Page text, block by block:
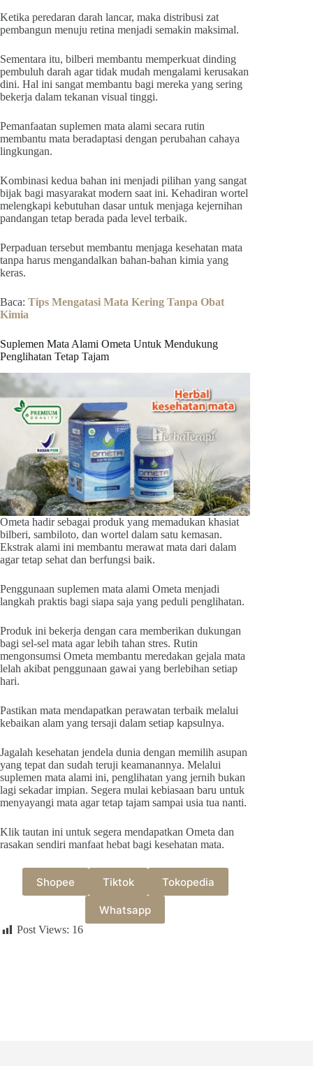
Ketika peredaran darah lancar, maka distribusi zat
pembangun menuju retina menjadi semakin maksimal.
Sementara itu, bilberi membantu memperkuat dinding
pembuluh darah agar tidak mudah mengalami kerusakan
dini. Hal ini sangat membantu bagi mereka yang sering
bekerja dalam tekanan visual tinggi.
Pemanfaatan suplemen mata alami secara rutin
membantu mata beradaptasi dengan perubahan cahaya
lingkungan.
Kombinasi kedua bahan ini menjadi pilihan yang sangat
bijak bagi masyarakat modern saat ini. Kehadiran wortel
melengkapi kebutuhan dasar untuk menjaga kejernihan
pandangan tetap berada pada level terbaik.
Perpaduan tersebut membantu menjaga kesehatan mata
tanpa harus mengandalkan bahan-bahan kimia yang
keras.
Baca: Tips Mengatasi Mata Kering Tanpa Obat
Kimia
Suplemen Mata Alami Ometa Untuk Mendukung
Penglihatan Tetap Tajam
Ometa hadir sebagai produk yang memadukan khasiat
bilberi, sambiloto, dan wortel dalam satu kemasan.
Ekstrak alami ini membantu merawat mata dari dalam
agar tetap sehat dan berfungsi baik.
Penggunaan suplemen mata alami Ometa menjadi
langkah praktis bagi siapa saja yang peduli penglihatan.
Produk ini bekerja dengan cara memberikan dukungan
bagi sel-sel mata agar lebih tahan stres. Rutin
mengonsumsi Ometa membantu meredakan gejala mata
lelah akibat penggunaan gawai yang berlebihan setiap
hari.
Pastikan mata mendapatkan perawatan terbaik melalui
kebaikan alam yang tersaji dalam setiap kapsulnya.
Jagalah kesehatan jendela dunia dengan memilih asupan
yang tepat dan sudah teruji keamanannya. Melalui
suplemen mata alami ini, penglihatan yang jernih bukan
lagi sekadar impian. Segera mulai kebiasaan baru untuk
menyayangi mata agar tetap tajam sampai usia tua nanti.
Klik tautan ini untuk segera mendapatkan Ometa dan
rasakan sendiri manfaat hebat bagi kesehatan mata.
Shopee Tiktok Tokopedia
Whatsapp
Post Views: 16